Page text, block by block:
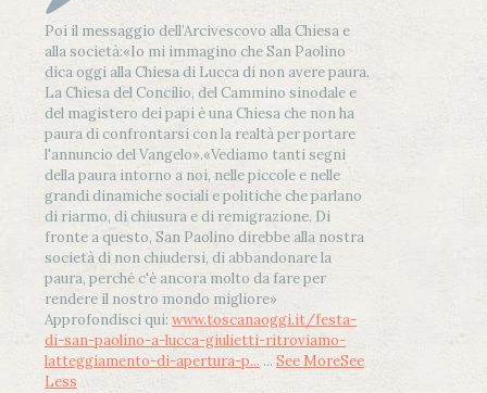
Poi il messaggio dell’Arcivescovo alla Chiesa e
alla società:«Io mi immagino che San Paolino
dica oggi alla Chiesa di Lucca di non avere paura.
La Chiesa del Concilio, del Cammino sinodale e
del magistero dei papi è una Chiesa che non ha
paura di confrontarsi con la realtà per portare
l'annuncio del Vangelo».«Vediamo tanti segni
della paura intorno a noi, nelle piccole e nelle
grandi dinamiche sociali e politiche che parlano
di riarmo, di chiusura e di remigrazione. Di
fronte a questo, San Paolino direbbe alla nostra
società di non chiudersi, di abbandonare la
paura, perché c'è ancora molto da fare per
rendere il nostro mondo migliore»
Approfondisci qui: www.toscanaoggi.it/festa-
di-san-paolino-a-lucca-giulietti-ritroviamo-
latteggiamento-di-apertura-p... ... See MoreSee
Less